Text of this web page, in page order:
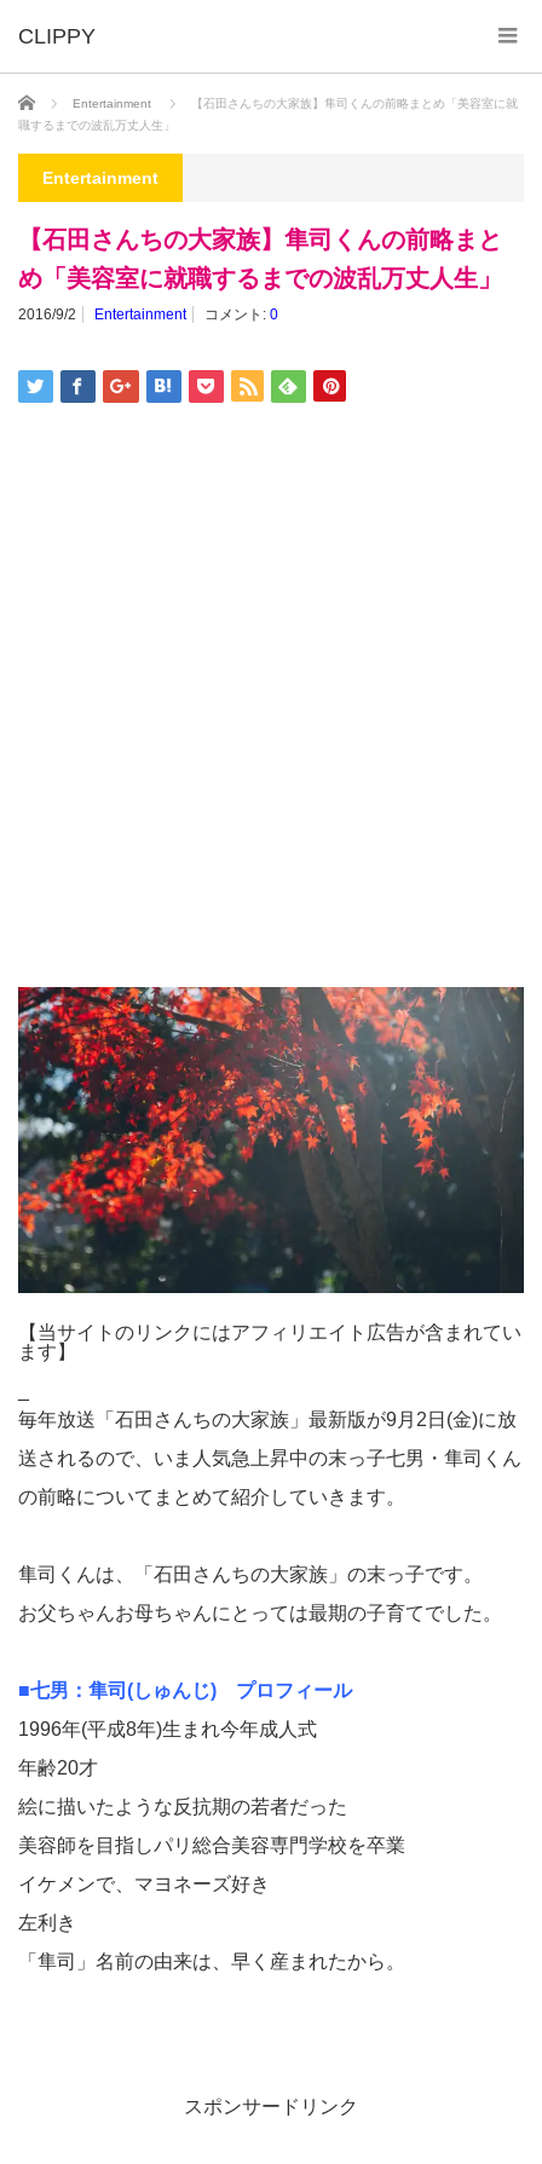
ホーム Entertainment
【石田さんちの大家族】隼司くんの前略まとめ「美容室に就
職するまでの波乱万丈人生」
Entertainment
【石田さんちの大家族】隼司くんの前略まと
め「美容室に就職するまでの波乱万丈人生」
2016/9/2 Entertainment コメント: 0
【当サイトのリンクにはアフィリエイト広告が含まれてい
ます】
毎年放送「石田さんちの大家族」最新版が9月2日(金)に放
送されるので、いま人気急上昇中の末っ子七男・隼司くん
の前略についてまとめて紹介していきます。
隼司くんは、「石田さんちの大家族」の末っ子です。
お父ちゃんお母ちゃんにとっては最期の子育てでした。
■七男：隼司(しゅんじ) プロフィール
1996年(平成8年)生まれ今年成人式
年齢20才
絵に描いたような反抗期の若者だった
美容師を目指しパリ総合美容専門学校を卒業
イケメンで、マヨネーズ好き
左利き
「隼司」名前の由来は、早く産まれたから。
スポンサードリンク